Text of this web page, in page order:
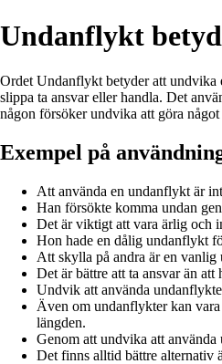
Undanflykt
Ordet Undanflykt betyder att undvika
slippa ta ansvar eller handla. Det
någon försöker undvika att göra
Exempel på
Att använda en undanflykt är
Han försökte komma undan
Det är viktigt att vara ärlig och
Hon hade en dålig undanflykt
Att skylla på andra är en vanlig
Det är bättre att ta ansvar än att
Undvik att använda
Även om undanflykter kan
längden.
Genom att undvika att
Det finns alltid bättre alternativ